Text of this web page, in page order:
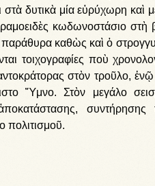
στὰ δυτικὰ μία εὐρύχωρη
κωδωνοστάσιο στὴ
παράθυρα καθὼς καὶ ὁ
τοιχογραφίες ποὺ
στὸν τροῦλο,
Ὕμνο. Στὸν μεγάλο
πολιτισμοῦ.